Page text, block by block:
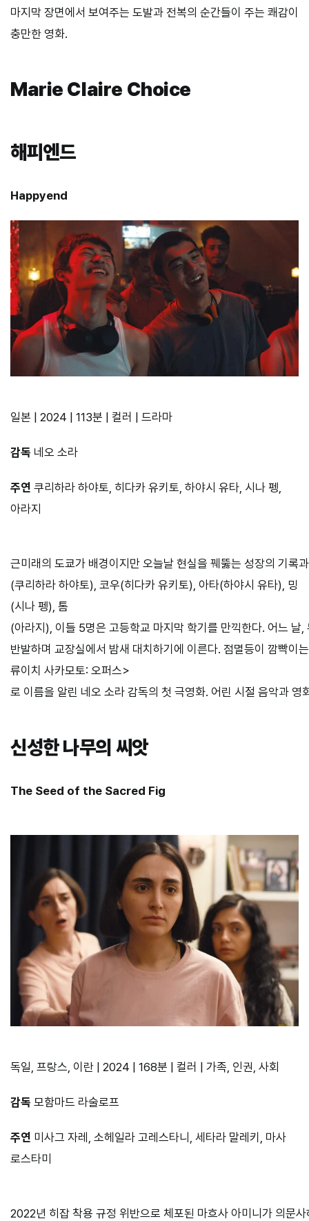
마지막 장면에서 보여주는 도발과 전복의 순간들이 주는 쾌감이
충만한 영화.
Marie Claire Choice
해피엔드
Happyend
일본 | 2024 | 113분 | 컬러 | 드라마
감독 네오 소라
주연 쿠리하라 하야토, 히다카 유키토, 하야시 유타, 시나 펭,
아라지
근미래의 도쿄가 배경이지만 오늘날 현실을 꿰뚫는 성장의 기록
(쿠리하라 하야토), 코우(히다카 유키토), 아타(하야시 유타), 밍
(시나 펭), 톰
(아라지), 이들 5명은 고등학교 마지막 학기를 만끽한다. 어느
반발하며 교장실에서 밤새 대치하기에 이른다. 점멸등이 깜빡이
류이치 사카모토: 오퍼스>
로 이름을 알린 네오 소라 감독의 첫 극영화. 어린 시절 음악과
신성한 나무의 씨앗
The Seed of the Sacred Fig
독일, 프랑스, 이란 | 2024 | 168분 | 컬러 | 가족, 인권, 사회
감독 모함마드 라술로프
주연 미사그 자레, 소헤일라 고레스타니, 세타라 말레키, 마사
로스타미
2022년 히잡 착용 규정 위반으로 체포된 마흐사 아미니가 의문